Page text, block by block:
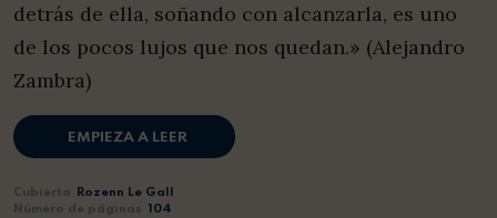
detrás de ella, soñando con alcanzarla, es uno
de los pocos lujos que nos quedan.» (Alejandro
Zambra)
EMPIEZA A LEER
Cubierta
Rozenn Le Gall
Número de páginas
104